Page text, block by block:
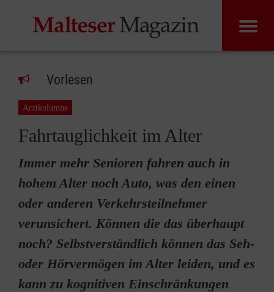
Vorlesen
Arztkolumne
Fahrtauglichkeit im Alter
Immer mehr Senioren fahren auch in
hohem Alter noch Auto, was den einen
oder anderen Verkehrsteilnehmer
verunsichert. Können die das überhaupt
noch? Selbstverständlich können das Seh-
oder Hörvermögen im Alter leiden, und es
kann zu kognitiven Einschränkungen